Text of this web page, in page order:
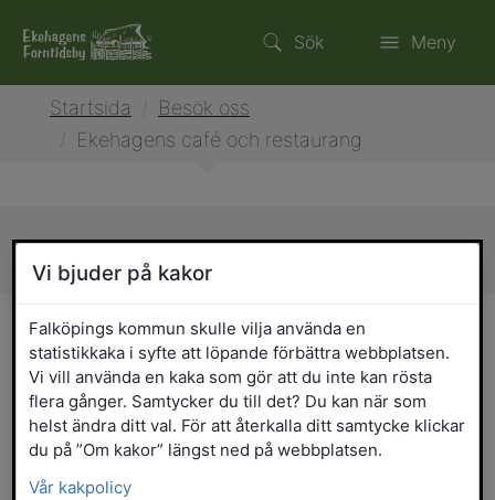
Sök Meny
Startsida
Besök oss
Ekehagens café och restaurang
Sidans innehåll
Ekehagens café och
restaurang
Välkommen till Ekehagens café och
restaurang. Här kan du ladda batterierna
innan du på nytt ger dig ut i forntidsbyn
Vi bjuder på kakor
Falköpings kommun skulle vilja använda en
statistikkaka i syfte att löpande förbättra webbplatsen.
Vi vill använda en kaka som gör att du inte kan rösta
flera gånger. Samtycker du till det? Du kan när som
helst ändra ditt val. För att återkalla ditt samtycke klickar
du på ”Om kakor” längst ned på webbplatsen.
Vår kakpolicy